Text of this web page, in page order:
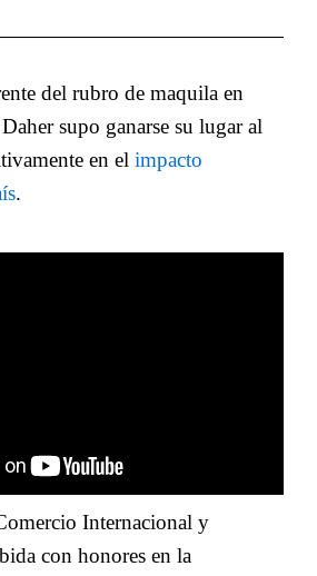
del rubro de maquila en
supo ganarse su lugar al
en el impacto
.
Internacional y
con honores en la